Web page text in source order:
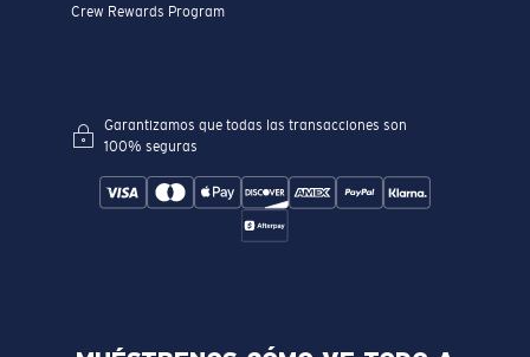
Crew Rewards Program
Garantizamos que todas las transacciones son
100% seguras